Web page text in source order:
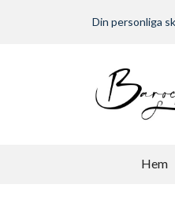
Din personliga
Hem